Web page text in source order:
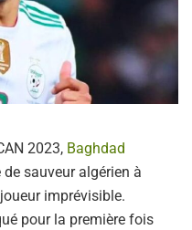
2023, Baghdad
sauveur algérien à
imprévisible.
pour la première fois